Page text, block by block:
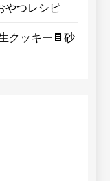
やつレシピ
クッキー🍫砂